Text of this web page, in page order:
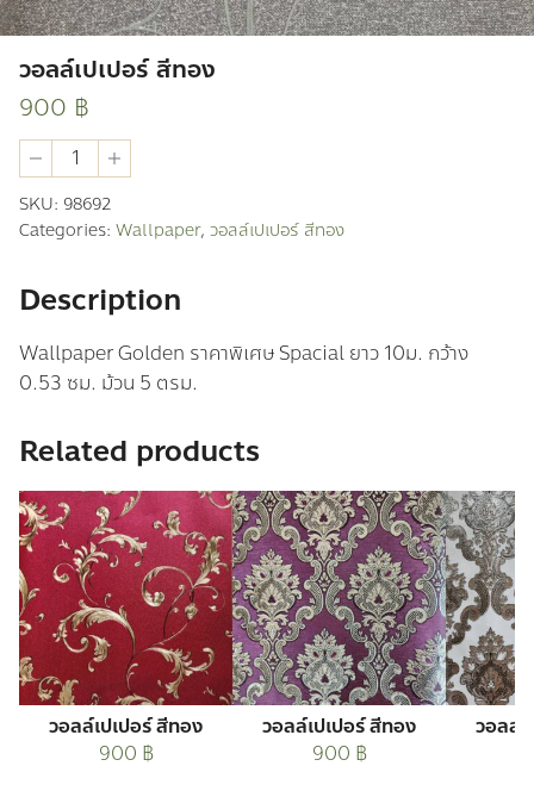
วอลล์เปเปอร์ สีทอง
900 ฿
วอ
ลล์
เปเปอร์
สี
ทอง
SKU: 98692
Categories: Wallpaper, วอลล์เปเปอร์ สีทอง
Description
Wallpaper Golden ราคาพิเศษ Spacial ยาว 10ม. กว้าง
0.53 ซม. ม้วน 5 ตรม.
Related products
วอลล์เปเปอร์ สีทอง
900 ฿
วอลล์เปเปอร์ สีทอง
900 ฿
วอลล์